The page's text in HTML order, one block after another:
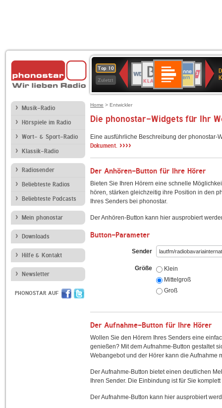
Top 10
Zuletzt
Deutschlandfunk
80er
90er
OLDIE
ANTENNE
SWR3
4
BR-
KLASSIK
Deutschlandfunk
Kultur
ANTENNE
BAYERN
SWR
Kultur
NDR
2
Musik-Radio
Hörspiele im Radio
Wort- & Sport-Radio
Klassik-Radio
Radiosender
Beliebteste Radios
Beliebteste Podcasts
Mein phonostar
Downloads
Hilfe & Kontakt
Newsletter
PHONOSTAR AUF
Home > Entwickler
Die phonostar-Widgets für Ihr
Eine ausführliche Beschreibung der
Dokument. ››››
Der Anhören-Button für Ihre Hörer
Bieten Sie Ihren Hörern eine schnelle
hören, stärken gleichzeitig ihre Position in den
Ihres Senders bei phonostar.
Der Anhören-Button kann hier ausprobiert
Button-Parameter
Sender
Größe
Klein
Mittelgroß
Groß
Der Aufnahme-Button für Ihre Hörer
Wollen Sie den Hörern Ihres Senders eine
genießen? Mit dem Aufnahme-Button gestaltet
Webangebot und der Hörer kann die Aufnahme
Der Aufnahme-Button bietet einen deutlichen
Ihren Sender. Die Einbindung ist für Sie
Der Aufnahme-Button kann hier ausprobiert